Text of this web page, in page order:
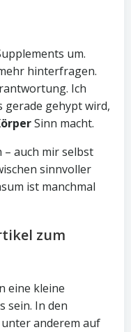
um.
hinterfragen.
Ich
gerade gehypt wird,
Sinn macht.
auch mir selbst
sinnvoller
ist manchmal
zum
eine kleine
sein. In den
anderem auf